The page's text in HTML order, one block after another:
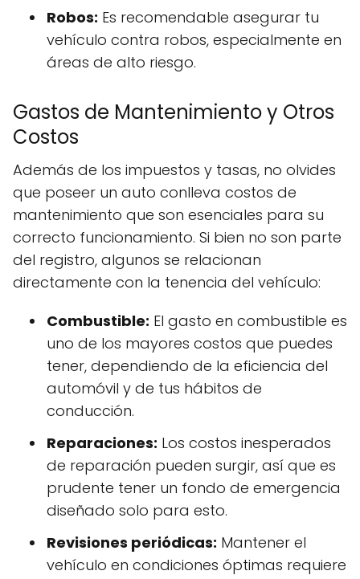
Robos: Es recomendable asegurar tu
vehículo contra robos, especialmente en
áreas de alto riesgo.
Gastos de Mantenimiento y Otros
Costos
Además de los impuestos y tasas, no olvides
que poseer un auto conlleva costos de
mantenimiento que son esenciales para su
correcto funcionamiento. Si bien no son parte
del registro, algunos se relacionan
directamente con la tenencia del vehículo:
Combustible: El gasto en combustible es
uno de los mayores costos que puedes
tener, dependiendo de la eficiencia del
automóvil y de tus hábitos de
conducción.
Reparaciones: Los costos inesperados
de reparación pueden surgir, así que es
prudente tener un fondo de emergencia
diseñado solo para esto.
Revisiones periódicas: Mantener el
vehículo en condiciones óptimas requiere